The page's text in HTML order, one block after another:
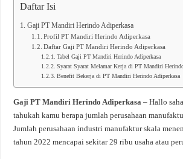
Daftar Isi
Gaji PT Mandiri Herindo Adiperkasa
Profil PT Mandiri Herindo Adiperkasa
Daftar Gaji PT Mandiri Herindo Adiperkasa
Tabel Gaji PT Mandiri Herindo Adiperkasa
Syarat Syarat Melamar Kerja di PT Mandiri
Benefit Bekerja di PT Mandiri Herindo Adiperkasa
Gaji PT Mandiri Herindo Adiperkasa – Hallo
tahukah kamu berapa jumlah perusahaan
Jumlah perusahaan industri manufaktur skala
tahun 2022 mencapai sekitar 29 ribu usaha atau